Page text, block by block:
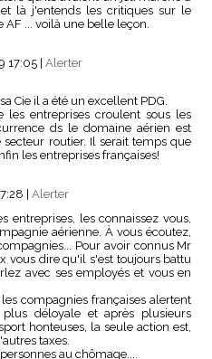
là j'entends les critiques sur le
... voilà une belle leçon.
17:05 Alerter
Cie il a été un excellent PDG.
les entreprises croulent sous les
ds le domaine aérien est
routier. Il serait temps que
les entreprises françaises!
Alerter
entreprises, les connaissez vous,
aérienne. À vous écoutez,
Pour avoir connus Mr
vous dire qu'il s'est toujours battu
avec ses employés et vous en
compagnies françaises alertent
déloyale et après plusieurs
honteuses, la seule action est,
taxes.
au chômage....